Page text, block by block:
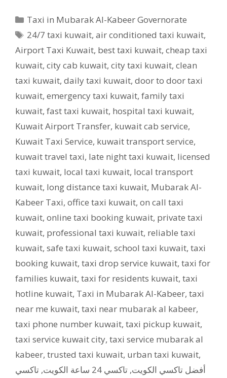
Categories
Taxi in Mubarak Al-Kabeer Governorate
Tags
24/7 taxi kuwait,air conditioned taxi kuwait,
Airport Taxi Kuwait, best taxi kuwait, cheap taxi
kuwait, city cab kuwait, city taxi kuwait, clean
taxi kuwait, daily taxi kuwait, door to door taxi
kuwait, emergency taxi kuwait, family taxi
kuwait, fast taxi kuwait, hospital taxi kuwait,
Kuwait Airport Transfer, kuwait cab service,
Kuwait Taxi Service, kuwait transport service,
kuwait travel taxi, late night taxi kuwait, licensed
taxi kuwait, local taxi kuwait, local transport
kuwait, long distance taxi kuwait, Mubarak Al-
Kabeer Taxi, office taxi kuwait, on call taxi
kuwait, online taxi booking kuwait, private taxi
kuwait, professional taxi kuwait, reliable taxi
kuwait, safe taxi kuwait, school taxi kuwait, taxi
booking kuwait, taxi drop service kuwait, taxi for
families kuwait, taxi for residents kuwait, taxi
hotline kuwait, Taxi in Mubarak Al-Kabeer, taxi
near me kuwait, taxi near mubarak al kabeer,
taxi phone number kuwait, taxi pickup kuwait,
taxi service kuwait city, taxi service mubarak al
kabeer, trusted taxi kuwait, urban taxi kuwait,
أفضل تاكسي الكويت, تاكسي 24 ساعة الكويت , تاكسي